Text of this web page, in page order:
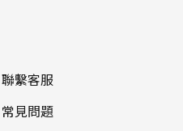
聯繫客服
常見問題